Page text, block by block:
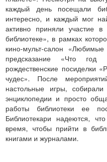
каждый день посещали
интересно, и каждый мог
активно приняли участие
библиотеке», в рамках
кино-мульт-салон
предсказание «Что
рождественские посиделки
чудес». После
настольные игры,
энциклопедии и просто
работы библиотеки ее
Библиотекари надеются,
время, чтобы прийти в
книгами и журналами.